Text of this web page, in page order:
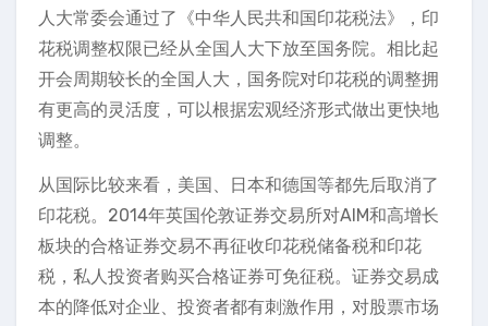
人大常委会通过了《中华人民共和国印花税法》，印
花税调整权限已经从全国人大下放至国务院。相比起
开会周期较长的全国人大，国务院对印花税的调整拥
有更高的灵活度，可以根据宏观经济形式做出更快地
调整。
从国际比较来看，美国、日本和德国等都先后取消了
印花税。2014年英国伦敦证券交易所对AIM和高增长
板块的合格证券交易不再征收印花税储备税和印花
税，私人投资者购买合格证券可免征税。证券交易成
本的降低对企业、投资者都有刺激作用，对股票市场